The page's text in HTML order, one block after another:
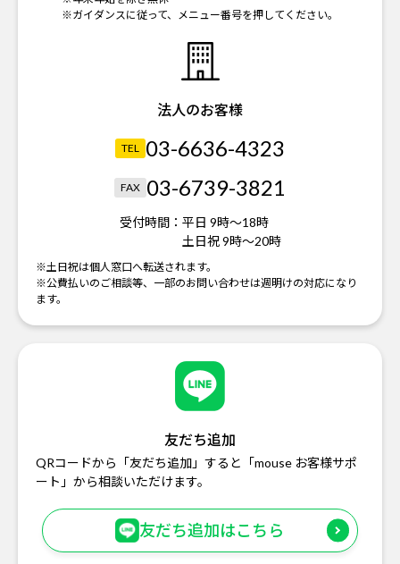
※ガイダンスに従って、メニュー番号を押してください。
法人のお客様
TEL 03-6636-4323
FAX 03-6739-3821
受付時間： 平日 9時～18時
土日祝 9時～20時
※土日祝は個人窓口へ転送されます。
※公費払いのご相談等、一部のお問い合わせは週明けの対応になり
ます。
友だち追加
QRコードから「友だち追加」すると「mouse お客様サポ
ート」から相談いただけます。
友だち追加はこちら